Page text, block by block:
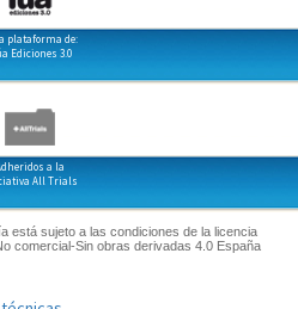
plataforma de:
Ediciones 3.0
a la
All Trials
está sujeto a las condiciones de la licencia
comercial-Sin obras derivadas 4.0 España